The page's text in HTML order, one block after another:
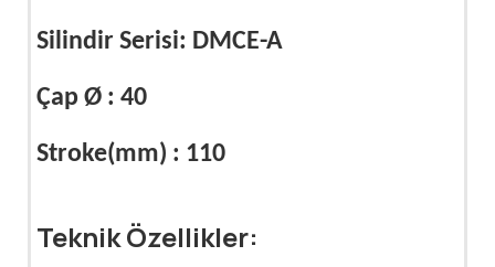
Silindir Serisi: DMCE-A
Çap Ø : 40
Stroke(mm) : 110
Teknik Özellikler: